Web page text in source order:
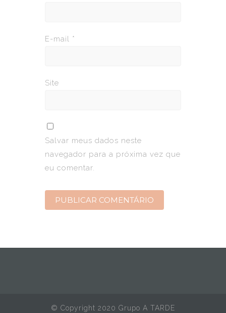
E-mail *
Site
Salvar meus dados neste
navegador para a próxima vez que
eu comentar.
© Copyright 2020 Grupo A TARDE